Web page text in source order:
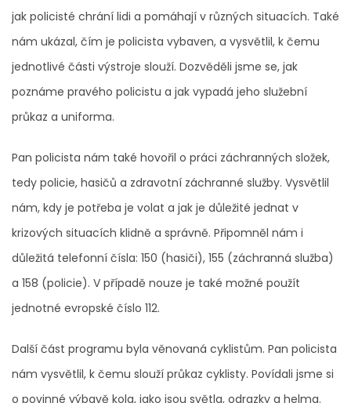
jak policisté chrání lidi a pomáhají v různých situacích. Také
nám ukázal, čím je policista vybaven, a vysvětlil, k čemu
jednotlivé části výstroje slouží. Dozvěděli jsme se, jak
poznáme pravého policistu a jak vypadá jeho služební
průkaz a uniforma.
Pan policista nám také hovořil o práci záchranných složek,
tedy policie, hasičů a zdravotní záchranné služby. Vysvětlil
nám, kdy je potřeba je volat a jak je důležité jednat v
krizových situacích klidně a správně. Připomněl nám i
důležitá telefonní čísla: 150 (hasiči), 155 (záchranná služba)
a 158 (policie). V případě nouze je také možné použít
jednotné evropské číslo 112.
Další část programu byla věnovaná cyklistům. Pan policista
nám vysvětlil, k čemu slouží průkaz cyklisty. Povídali jsme si
o povinné výbavě kola, jako jsou světla, odrazky a helma.